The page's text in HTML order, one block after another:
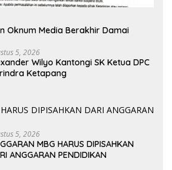
Oknum Media Berakhir Damai
5, 2026
Wilyo Kantongi SK Ketua DPC
Ketapang
5, 2026
MBG HARUS DIPISAHKAN
ANGGARAN PENDIDIKAN